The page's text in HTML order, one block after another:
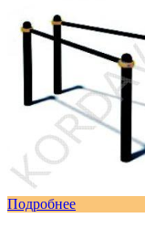
Подробнее